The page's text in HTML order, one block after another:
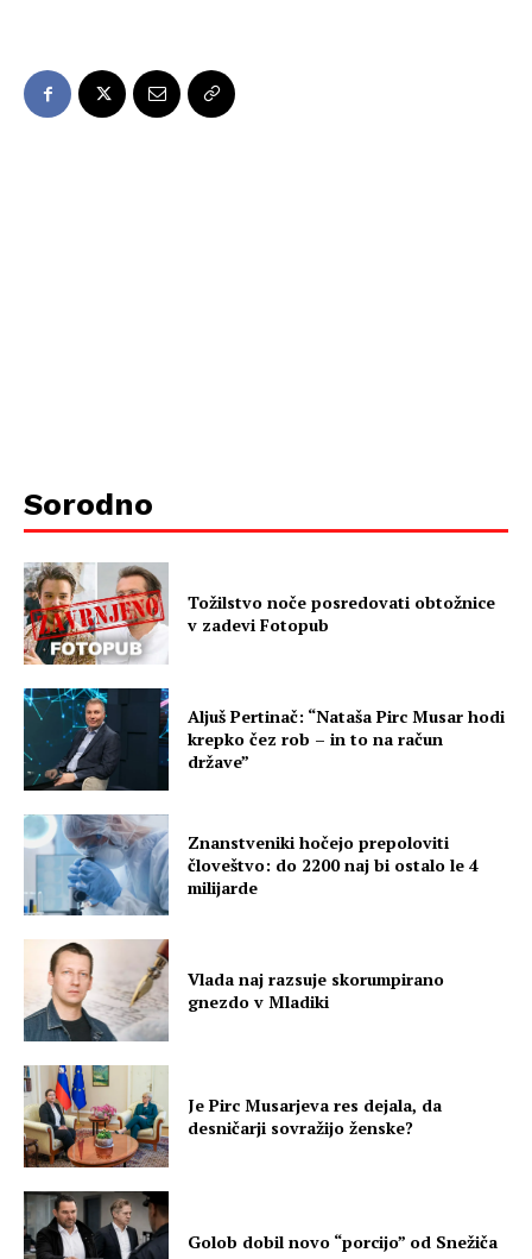
Sorodno
Tožilstvo noče posredovati obtožnice
v zadevi Fotopub
Aljuš Pertinač: “Nataša Pirc Musar hodi
krepko čez rob – in to na račun
države”
Znanstveniki hočejo prepoloviti
človeštvo: do 2200 naj bi ostalo le 4
milijarde
Vlada naj razsuje skorumpirano
gnezdo v Mladiki
Je Pirc Musarjeva res dejala, da
desničarji sovražijo ženske?
Golob dobil novo “porcijo” od Snežiča